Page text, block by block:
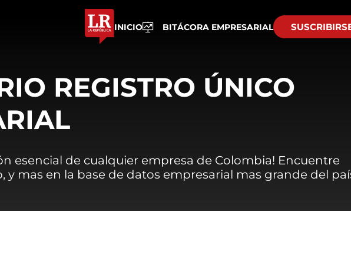
INICIO BITÁCORA EMPRESARIAL
REGISTRO ÚNICO
esencial de cualquier empresa de Colombia! Encuentre
y mas en la base de datos empresarial mas grande del